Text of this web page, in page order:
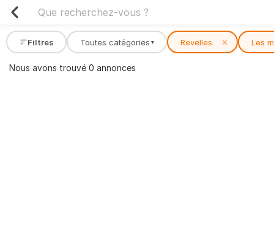
Filtres Toutes catégories ▾ Revelles ✕ Les
Nous avons trouvé 0 annonces